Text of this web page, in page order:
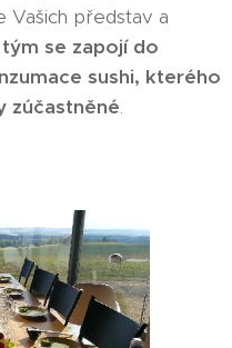
Vašich představ a
se zapojí do
sushi, kterého
zúčastněné.